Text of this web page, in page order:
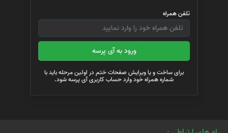
تلفن همراه
ورود به آی پرسه
برای ساخت و یا ویرایش صفحات ختم در اولین مرحله باید با
شماره همراه خود وارد حساب کاربری آی پرسه شود.